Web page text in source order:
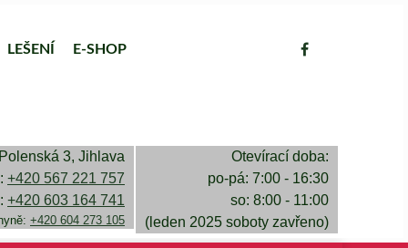
LEŠENÍ E-SHOP
3, Jihlava
+420 567 221 757
+420 603 164 741
+420 604 273 105
Otevírací doba:
po-pá: 7:00 - 16:30
so: 8:00 - 11:00
(leden 2025 soboty zavřeno)